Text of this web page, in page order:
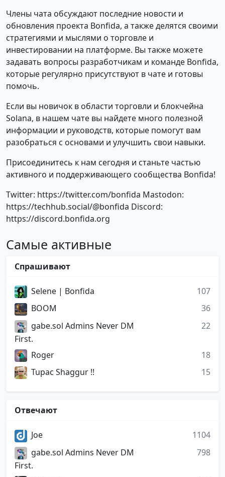
Члены чата обсуждают последние новости и
обновления проекта Bonfida, а также делятся своими
стратегиями и мыслями о торговле и
инвестировании на платформе. Вы также можете
задавать вопросы разработчикам и команде Bonfida,
которые регулярно присутствуют в чате и готовы
помочь.
Если вы новичок в области торговли и блокчейна
Solana, в нашем чате вы найдете много полезной
информации и руководств, которые помогут вам
разобраться с основами и улучшить свои навыки.
Присоединитесь к нам сегодня и станьте частью
активного и поддерживающего сообщества Bonfida!
Twitter: https://twitter.com/bonfida Mastodon:
https://techhub.social/@bonfida Discord:
https://discord.bonfida.org
Самые активные
Спрашивают
Selene | Bonfida
107
BOOM
36
gabe.sol Admins Never DM
First.
22
Roger
18
Tupac Shaggur !!
15
Отвечают
Joe
1104
gabe.sol Admins Never DM
First.
798